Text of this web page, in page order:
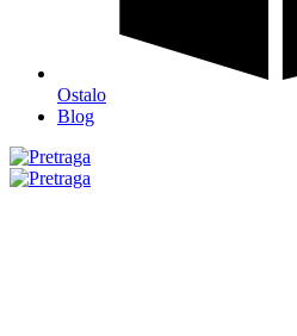
Ostalo
Blog